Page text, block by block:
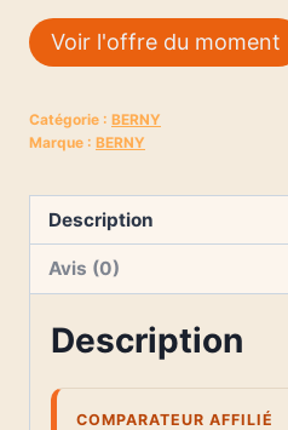
Voir l'offre du moment
Catégorie : BERNY
Marque : BERNY
Description
Avis (0)
Description
COMPARATEUR AFFILIÉ